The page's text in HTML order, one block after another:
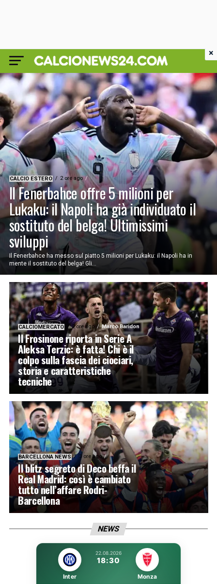
CALCIO ESTERO 2 ore ago
Il Fenerbahce offre 5 milioni per
Lukaku: il Napoli ha già individuato il
sostituto del belga! Ultimissimi
sviluppi
Il Fenerbahce ha messo sul piatto 5 milioni per Lukaku: il Napoli ha in
mente il sostituto del belga! Gli...
CALCIOMERCATO 2 ore ago Marco Baridon
Il Frosinone riporta in Serie A
Aleksa Terzic: è fatta! Chi è il
colpo sulla fascia dei ciociari,
storia e caratteristiche
tecniche
BARCELLONA NEWS 3 ore ago
Il blitz segreto di Deco beffa il
Real Madrid: così è cambiato
tutto nell’affare Rodri-
Barcellona
NEWS
22.08.2026
18:30
Inter Monza
×